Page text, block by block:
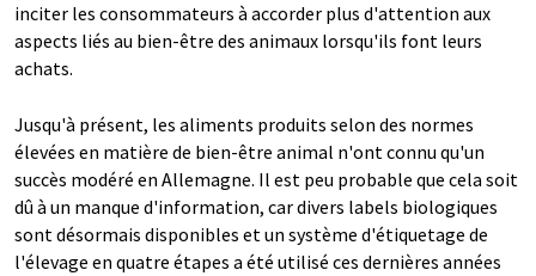
inciter les consommateurs à accorder plus d'attention aux
aspects liés au bien-être des animaux lorsqu'ils font leurs
achats.
Jusqu'à présent, les aliments produits selon des normes
élevées en matière de bien-être animal n'ont connu qu'un
succès modéré en Allemagne. Il est peu probable que cela soit
dû à un manque d'information, car divers labels biologiques
sont désormais disponibles et un système d'étiquetage de
l'élevage en quatre étapes a été utilisé ces dernières années